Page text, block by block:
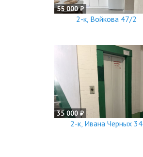
55 000 ₽
2-к, Войкова 47/2
35 000 ₽
2-к, Ивана Черных 34